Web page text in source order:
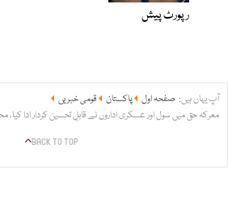
رپورٹ پیش
آپ یہاں ہیں: صفحہ اول پاکستان
قومی خبریں
معرکہ حق میں سول اور عسکری اداروں نے قابلِ تحسین کردار ادا کیا،
BACK TO TOP